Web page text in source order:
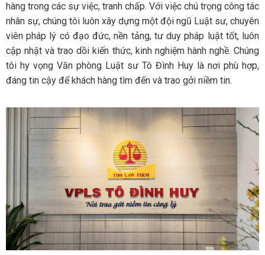
hàng trong các sự việc, tranh chấp. Với việc chú trọng công tác
nhân sự, chúng tôi luôn xây dựng một đội ngũ Luật sư, chuyên
viên pháp lý có đạo đức, nền tảng, tư duy pháp luật tốt, luôn
cập nhật và trao dồi kiến thức, kinh nghiệm hành nghề. Chúng
tôi hy vọng Văn phòng Luật sư Tô Đình Huy là nơi phù hợp,
đáng tin cậy để khách hàng tìm đến và trao gởi niềm tin.